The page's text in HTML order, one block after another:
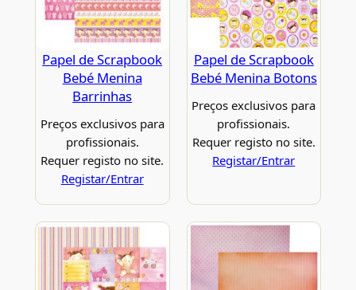
Papel de Scrapbook
Bebé Menina
Barrinhas
Preços exclusivos para
profissionais.
Requer registo no site.
Registar/Entrar
Papel de Scrapbook
Bebé Menina Botons
Preços exclusivos para
profissionais.
Requer registo no site.
Registar/Entrar